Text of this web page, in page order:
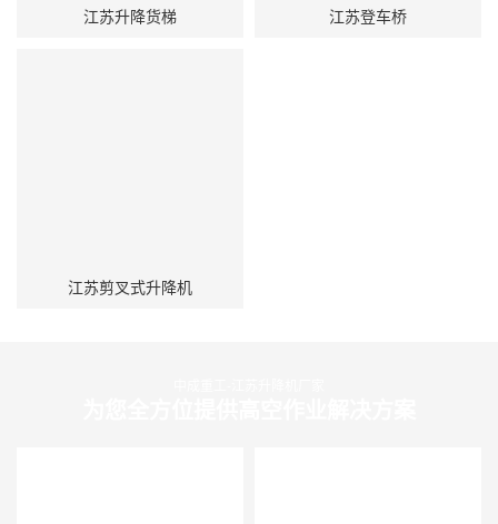
江苏升降货梯 江苏登车桥
江苏剪叉式升降机